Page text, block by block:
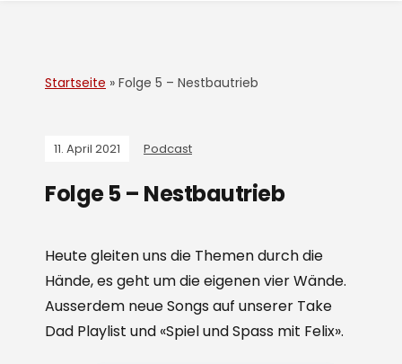
Startseite » Folge 5 – Nestbautrieb
11. April 2021 Podcast
Folge 5 – Nestbautrieb
Heute gleiten uns die Themen durch die
Hände, es geht um die eigenen vier Wände.
Ausserdem neue Songs auf unserer Take
Dad Playlist und «Spiel und Spass mit Felix».